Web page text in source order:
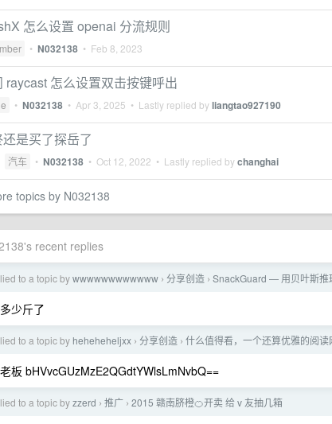
怎么设置 openai 分流规则
• N032138 • Feb 8, 2023
raycast 怎么设置双击按键呼出
• N032138 • Apr 3, 2025 • Lastly replied byliangtao927190
是买了探岳了
汽车 • N032138 • Oct 12, 2022 • Lastly replied bychanghai
topics by N032138
recent replies
to a topic bywwwwwwwwwwww › 分享创造 › SnackGuard — 用贝叶斯推
少斤了
to a topic by heheheheljxx › 分享创造 › 什么值得看，一个还算优雅的阅读
板 bHVvcGUzMzE2QGdtYWlsLmNvbQ==
to a topic byzzerd › 推广 › 2015 赣南脐橙🍊开卖 给 v 友抽几箱